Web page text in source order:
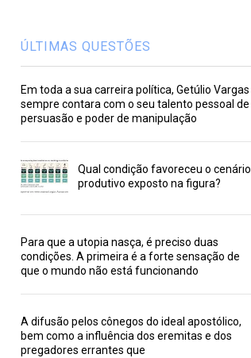
ÚLTIMAS QUESTÕES
Em toda a sua carreira política, Getúlio Vargas
sempre contara com o seu talento pessoal de
persuasão e poder de manipulação
Qual condição favoreceu o cenário
produtivo exposto na figura?
Para que a utopia nasça, é preciso duas
condições. A primeira é a forte sensação de
que o mundo não está funcionando
A difusão pelos cônegos do ideal apostólico,
bem como a influência dos eremitas e dos
pregadores errantes que